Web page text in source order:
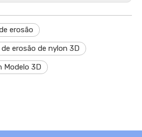
erosão
erosão de nylon 3D
Modelo 3D